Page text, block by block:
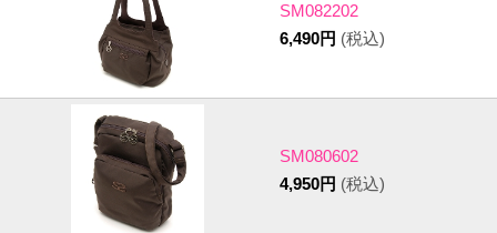
SM082202
6,490円 (税込)
SM080602
4,950円 (税込)